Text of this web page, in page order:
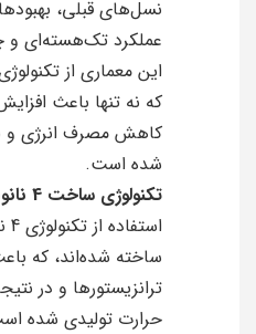
نسل‌های قبلی،
عملکرد تک‌هسته‌ای و
این معماری از
که نه تنها باعث
کاهش مصرف انرژی و
شده است.
تکنولوژی ساخت 4 نانومتر
ساخته شده‌اند، که
ترانزیستورها و در
حرارت تولیدی شده